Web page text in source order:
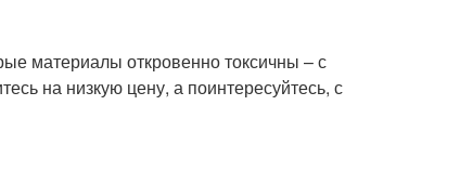
материалы откровенно токсичны – с
на низкую цену, а поинтересуйтесь, с